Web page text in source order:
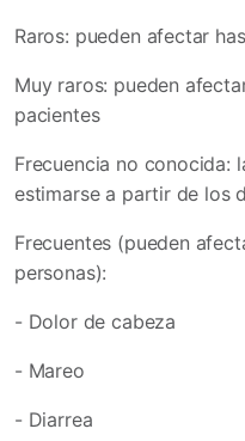
Raros: pueden afectar
Muy raros: pueden
pacientes
Frecuencia no conocida:
estimarse a partir de los
Frecuentes (pueden
personas):
- Dolor de cabeza
- Mareo
- Diarrea